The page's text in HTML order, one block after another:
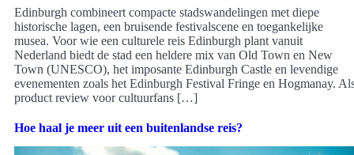
Edinburgh combineert compacte stadswandelingen met diepe
historische lagen, een bruisende festivalscene en toegankelijke
musea. Voor wie een culturele reis Edinburgh plant vanuit
Nederland biedt de stad een heldere mix van Old Town en New
Town (UNESCO), het imposante Edinburgh Castle en levendige
evenementen zoals het Edinburgh Festival Fringe en Hogmanay.
product review voor cultuurfans […]
Hoe haal je meer uit een buitenlandse reis?